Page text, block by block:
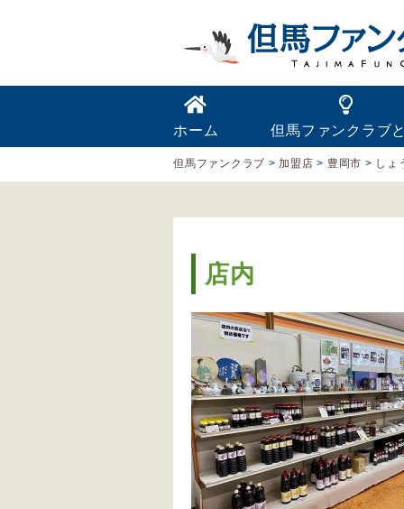
ホーム 但馬ファンクラブ
但馬ファンクラブ >加盟店 > 豊岡市 > しょ
店内